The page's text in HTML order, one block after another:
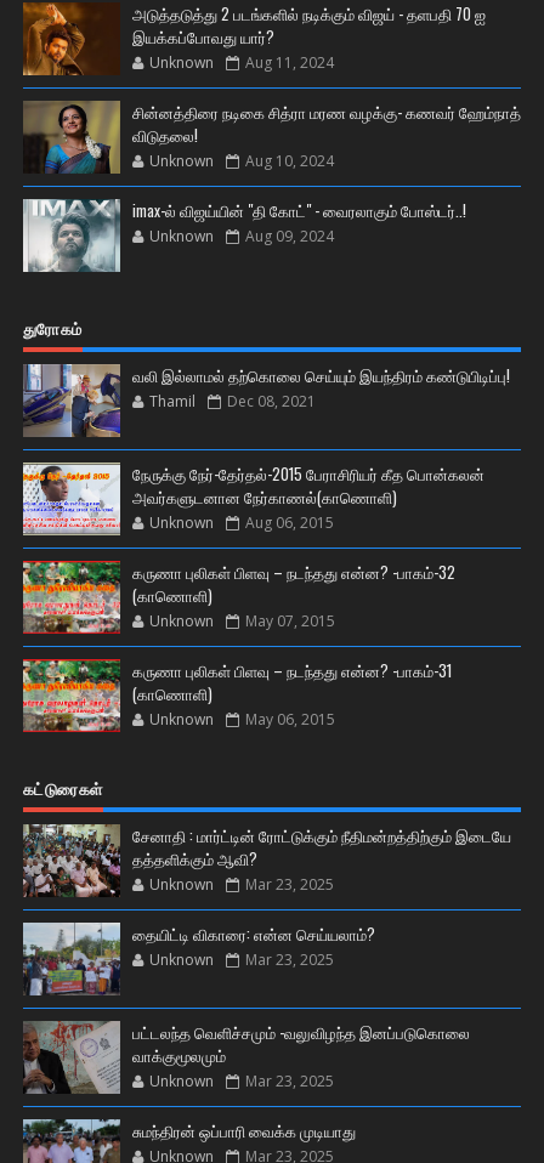
அடுத்தடுத்து 2 படங்களில் நடிக்கும் விஜய் - தளபதி 70 ஐ
இயக்கப்போவது யார்?
Unknown Aug 11, 2024
சின்னத்திரை நடிகை சித்ரா மரண வழக்கு- கணவர் ஹேம்நாத்
விடுதலை!
Unknown Aug 10, 2024
imax-ல் விஜய்யின் "தி கோட்" - வைரலாகும் போஸ்டர்..!
Unknown Aug 09, 2024
துரோகம்
வலி இல்லாமல் தற்கொலை செய்யும் இயந்திரம் கண்டுபிடிப்பு!
Thamil Dec 08, 2021
நேருக்கு நேர்-தேர்தல்-2015 பேராசிரியர் கீத பொன்கலன்
அவர்களுடனான நேர்காணல்(காணொளி)
Unknown Aug 06, 2015
கருணா புலிகள் பிளவு – நடந்தது என்ன? -பாகம்-32
(காணொளி)
Unknown May 07, 2015
கருணா புலிகள் பிளவு – நடந்தது என்ன? -பாகம்-31
(காணொளி)
Unknown May 06, 2015
கட்டுரைகள்
சேனாதி : மார்ட்டின் ரோட்டுக்கும் நீதிமன்றத்திற்கும் இடையே
தத்தளிக்கும் ஆவி?
Unknown Mar 23, 2025
தையிட்டி விகாரை: என்ன செய்யலாம்?
Unknown Mar 23, 2025
பட்டலந்த வெளிச்சமும் -வலுவிழந்த இனப்படுகொலை
வாக்குமூலமும்
Unknown Mar 23, 2025
சுமந்திரன் ஒப்பாரி வைக்க முடியாது
Unknown Mar 23, 2025